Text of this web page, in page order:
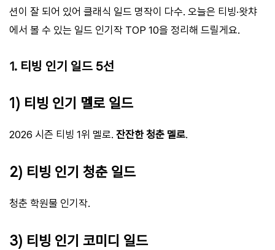
션이 잘 되어 있어 클래식 일드 명작이 다수. 오늘은 티빙·왓챠
에서 볼 수 있는 일드 인기작 TOP 10을 정리해 드릴게요.
1. 티빙 인기 일드 5선
1) 티빙 인기 멜로 일드
2026 시즌 티빙 1위 멜로. 잔잔한 청춘 멜로.
2) 티빙 인기 청춘 일드
청춘 학원물 인기작.
3) 티빙 인기 코미디 일드